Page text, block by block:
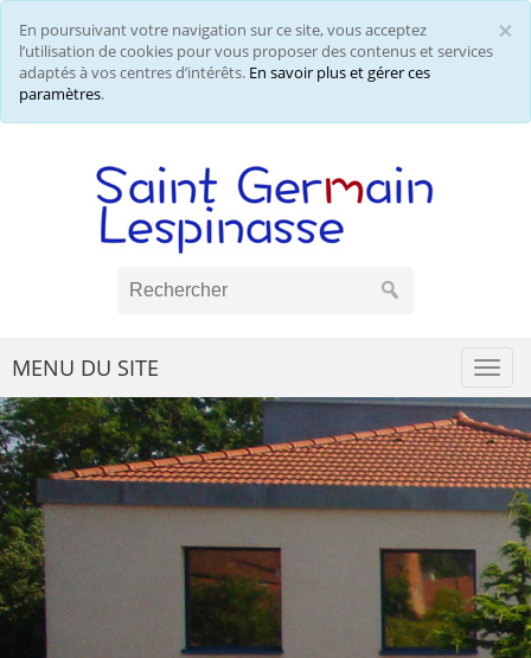
×
En poursuivant votre navigation sur ce site, vous acceptez
l’utilisation de cookies pour vous proposer des contenus et services
adaptés à vos centres d’intérêts. En savoir plus et gérer ces
paramètres.
MENU DU SITE